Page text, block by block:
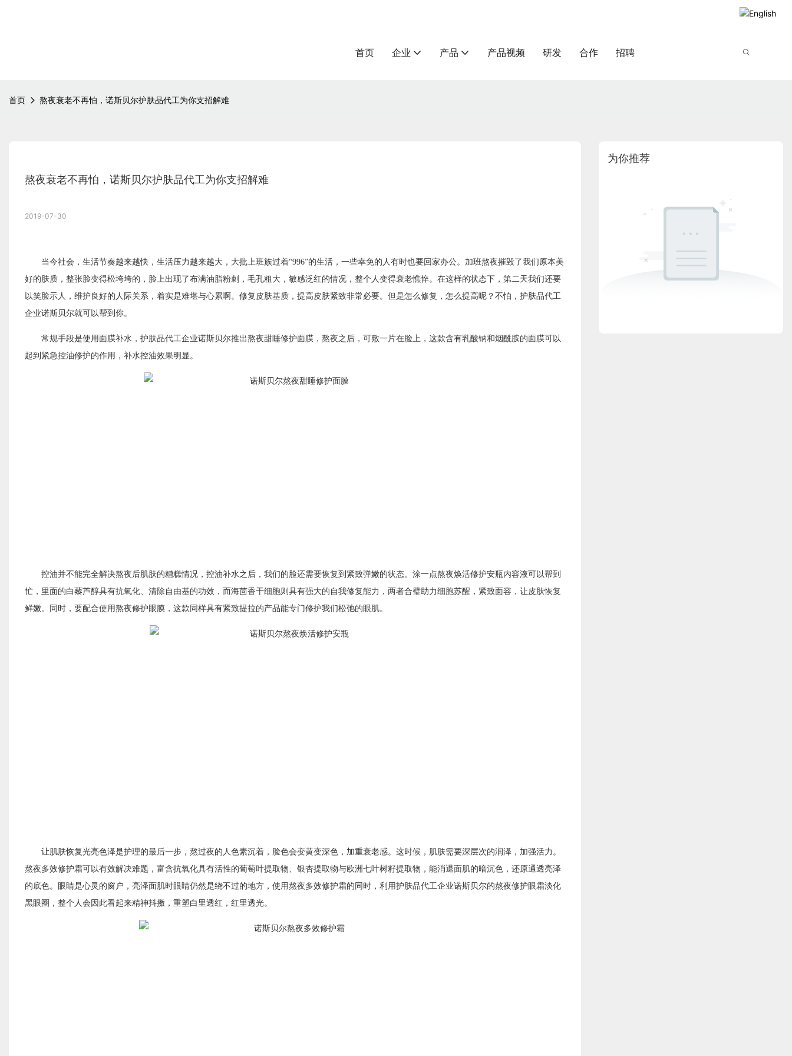
首页 企业 产品 产品视频 研发 合作 招聘
首页 熬夜衰老不再怕，诺斯贝尔护肤品代工为你支招解难
熬夜衰老不再怕，诺斯贝尔护肤品代工为你支招解难
2019-07-30
当今社会，生活节奏越来越快，生活压力越来越大，大批上班族过着“996”的生活，一些幸免的人有时也要回家办公。加班熬夜摧毁了我们原本美
好的肤质，整张脸变得松垮垮的，脸上出现了布满油脂粉刺，毛孔粗大，敏感泛红的情况，整个人变得衰老憔悴。在这样的状态下，第二天我们还要
以笑脸示人，维护良好的人际关系，着实是难堪与心累啊。修复皮肤基质，提高皮肤紧致非常必要。但是怎么修复，怎么提高呢？不怕， 护肤品代工
企业诺斯贝尔就可以帮到你。
常规手段是使用面膜补水，护肤品代工企业诺斯贝尔推出熬夜甜睡修护面膜，熬夜之后，可敷一片在脸上，这款含有乳酸钠和烟酰胺的面膜可以
起到紧急控油修护的作用，补水控油效果明显。
控油并不能完全解决熬夜后肌肤的糟糕情况，控油补水之后，我们的脸还需要恢复到紧致弹嫩的状态。涂一点熬夜焕活修护安瓶内容液可以帮到
忙，里面的白藜芦醇具有抗氧化、清除自由基的功效，而海茴香干细胞则具有强大的自我修复能力，两者合璧助力细胞苏醒，紧致面容，让皮肤恢复
鲜嫩。同时，要配合使用熬夜修护眼膜，这款同样具有紧致提拉的产品能专门修护我们松弛的眼肌。
让肌肤恢复光亮色泽是护理的最后一步，熬过夜的人色素沉着，脸色会变黄变深色，加重衰老感。这时候，肌肤需要深层次的润泽，加强活力。
熬夜多效修护霜可以有效解决难题，富含抗氧化具有活性的葡萄叶提取物、银杏提取物与欧洲七叶树籽提取物，能消退面肌的暗沉色，还原通透亮泽
的底色。眼睛是心灵的窗户，亮泽面肌时眼睛仍然是绕不过的地方，使用熬夜多效修护霜的同时， 利用护肤品代工企业诺斯贝尔的熬夜修护眼霜淡化
黑眼圈，整个人会因此看起来精神抖擞，重塑白里透红，红里透光。
为你推荐